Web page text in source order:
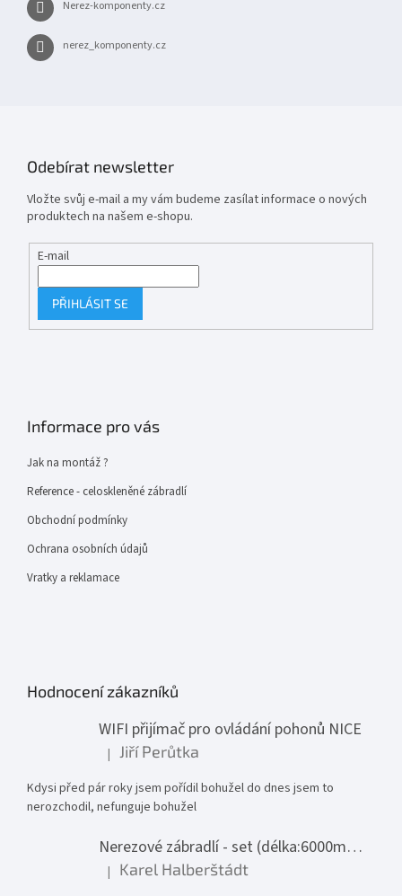
Nerez-komponenty.cz
nerez_komponenty.cz
Odebírat newsletter
Vložte svůj e-mail a my vám budeme zasílat informace o nových
produktech na našem e-shopu.
E-mail
PŘIHLÁSIT SE
Informace pro vás
Jak na montáž ?
Reference - celoskleněné zábradlí
Obchodní podmínky
Ochrana osobních údajů
Vratky a reklamace
Hodnocení zákazníků
WIFI přijímač pro ovládání pohonů NICE
Hodnocení produktu je 1 z 5 hvězdiček.
| Jiří Perůtka
Kdysi před pár roky jsem pořídil bohužel do dnes jsem to
nerozchodil, nefunguje bohužel
Nerezové zábradlí - set (délka:6000mm x výška:1000mm)
Hodnocení produktu je 5 z 5 hvězdiček.
| Karel Halberštádt